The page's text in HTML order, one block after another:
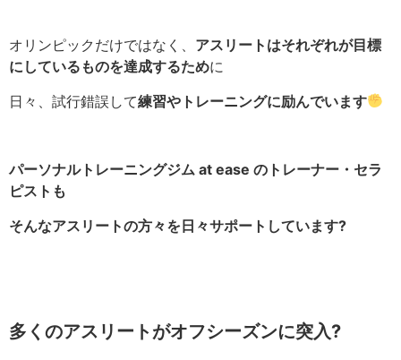
オリンピックだけではなく、 アスリートはそれぞれが目標
にしているものを達成するために
日々、試行錯誤して練習やトレーニングに励んでいます
パーソナルトレーニングジム at ease のトレーナー・セラ
ピストも
そんなアスリートの方々を日々サポートしています?
多くのアスリートがオフシーズンに突入?